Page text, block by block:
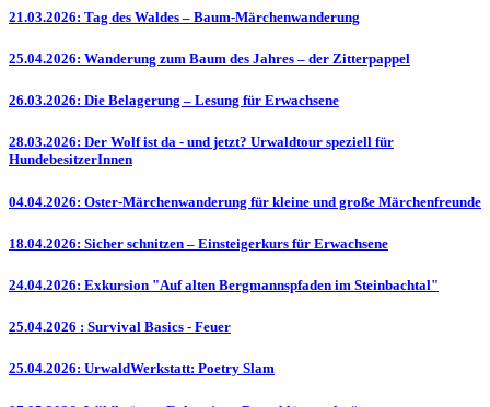
21.03.2026: Tag des Waldes – Baum-Märchenwanderung
25.04.2026: Wanderung zum Baum des Jahres – der Zitterpappel
26.03.2026: Die Belagerung – Lesung für Erwachsene
28.03.2026: Der Wolf ist da - und jetzt? Urwaldtour speziell für
HundebesitzerInnen
04.04.2026: Oster-Märchenwanderung für kleine und große Märchenfreunde
18.04.2026: Sicher schnitzen – Einsteigerkurs für Erwachsene
24.04.2026: Exkursion "Auf alten Bergmannspfaden im Steinbachtal"
25.04.2026 : Survival Basics - Feuer
25.04.2026: UrwaldWerkstatt: Poetry Slam